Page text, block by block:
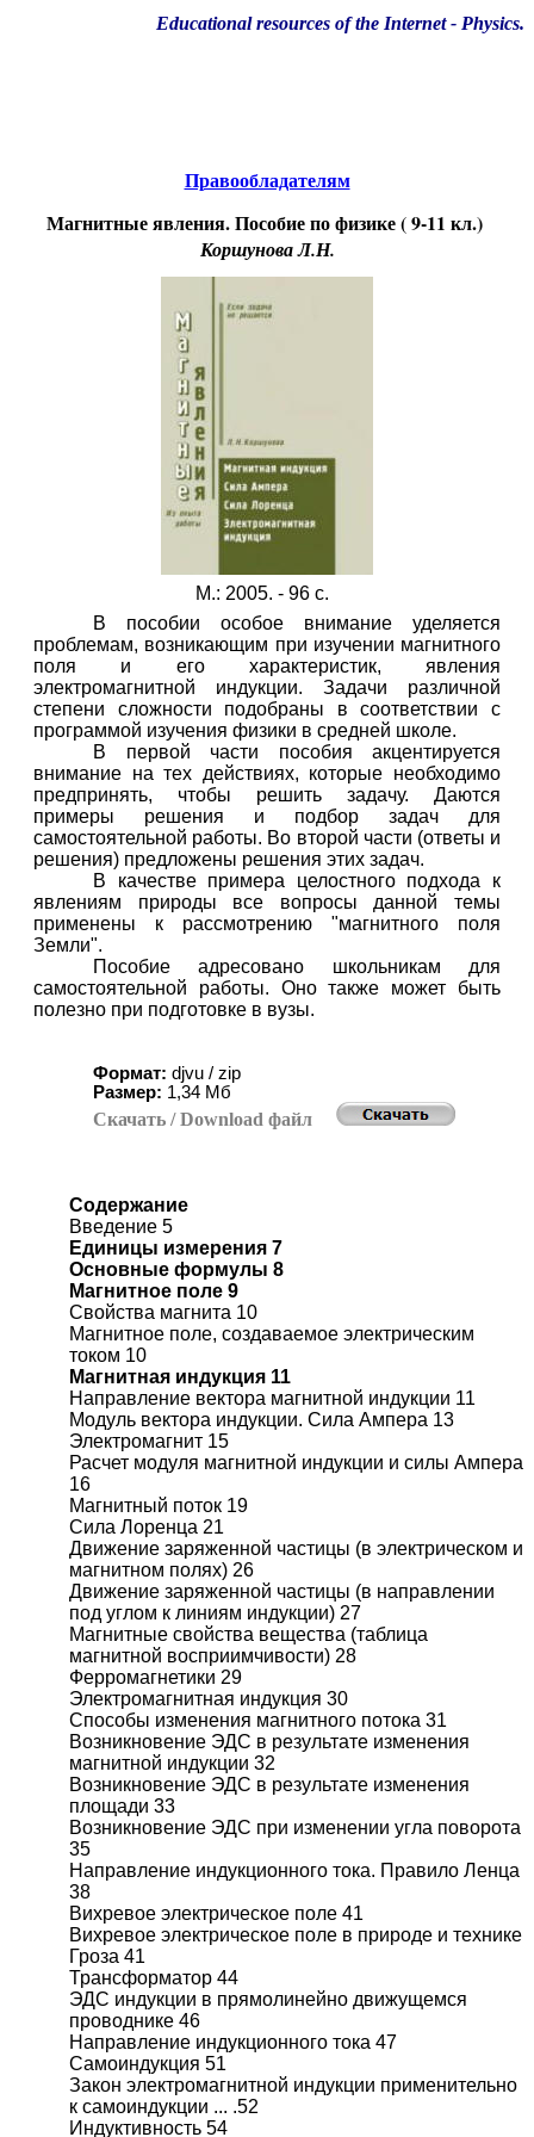
Educational resources of the Internet- Physics.
Правообладателям
Магнитные явления. Пособие по физике ( 9-11 кл.)
Коршунова Л.Н.
М.: 2005. - 96 с.
В пособии особое внимание уделяется
проблемам, возникающим при изучении магнитного
поля и его характеристик, явления
электромагнитной индукции. Задачи различной
степени сложности подобраны в соответствии с
программой изучения физики в средней школе.
В первой части пособия акцентируется
внимание на тех действиях, которые необходимо
предпринять, чтобы решить задачу. Даются
примеры решения и подбор задач для
самостоятельной работы. Во второй части (ответы и
решения) предложены решения этих задач.
В качестве примера целостного подхода к
явлениям природы все вопросы данной темы
применены к рассмотрению "магнитного поля
Земли".
Пособие адресовано школьникам для
самостоятельной работы. Оно также может быть
полезно при подготовке в вузы.
Формат: djvu / zip
Размер: 1,34 Мб
Скачать / Download файл
Содержание
Введение 5
Единицы измерения 7
Основные формулы 8
Магнитное поле 9
Свойства магнита 10
Магнитное поле, создаваемое электрическим
током 10
Магнитная индукция 11
Направление вектора магнитной индукции 11
Модуль вектора индукции. Сила Ампера 13
Электромагнит 15
Расчет модуля магнитной индукции и силы Ампера
16
Магнитный поток 19
Сила Лоренца 21
Движение заряженной частицы (в электрическом и
магнитном полях) 26
Движение заряженной частицы (в направлении
под углом к линиям индукции) 27
Магнитные свойства вещества (таблица
магнитной восприимчивости) 28
Ферромагнетики 29
Электромагнитная индукция 30
Способы изменения магнитного потока 31
Возникновение ЭДС в результате изменения
магнитной индукции 32
Возникновение ЭДС в результате изменения
площади 33
Возникновение ЭДС при изменении угла поворота
35
Направление индукционного тока. Правило Ленца
38
Вихревое электрическое поле 41
Вихревое электрическое поле в природе и технике
Гроза 41
Трансформатор 44
ЭДС индукции в прямолинейно движущемся
проводнике 46
Направление индукционного тока 47
Самоиндукция 51
Закон электромагнитной индукции применительно
к самоиндукции ... .52
Индуктивность 54